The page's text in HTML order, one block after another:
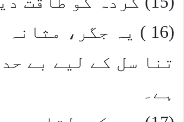
(16 ) یہ جگر،
تنا سل کے لیے بے
ہے۔